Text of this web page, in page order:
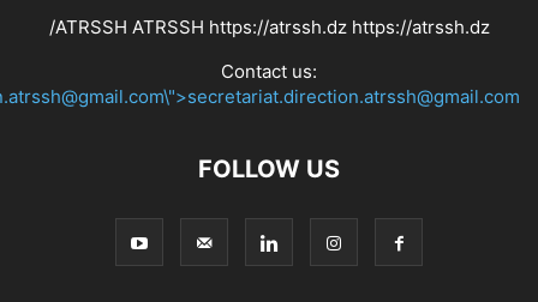
ATRSSH ATRSSH https://atrssh.dz https://atrssh.dz/
Contact us:
FOLLOW US